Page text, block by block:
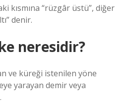
kısmına “rüzgâr üstü”, diğer
denir.
neresidir?
ve küreği istenilen yöne
yarayan demir veya